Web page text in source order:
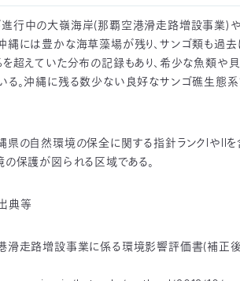
行中の大嶺海岸(那覇空港滑走路増設事業)
縄には豊かな海草藻場が残り、サンゴ類も過去
超えていた分布の記録もあり、希少な魚類や
る。沖縄に残る数少ない良好なサンゴ礁生態
県の自然環境の保全に関する指針ランクIやIIを
の保護が図られる区域である。
典等
滑走路増設事業に係る環境影響評価書(補正後